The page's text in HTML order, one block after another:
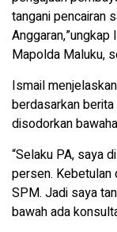
tangani pencairan
Mapolda Maluku,
Ismail
berdasarkan
disodorkan
“Selaku PA, saya
persen. Kebetulan
SPM. Jadi saya
bawah ada